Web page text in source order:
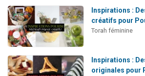
Inspirations :
créatifs pour
Torah féminine
Inspirations :
originales pour